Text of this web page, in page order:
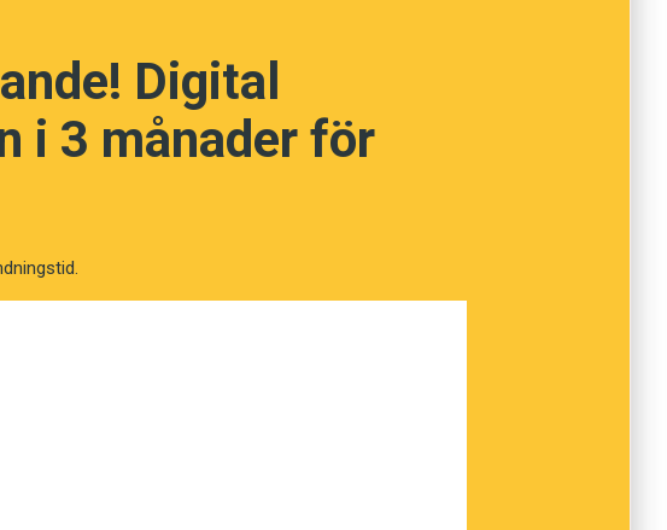
skyddat.Digital
i 3 månader för